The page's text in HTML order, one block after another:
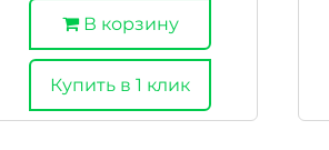
В корзину
Купить в 1 клик